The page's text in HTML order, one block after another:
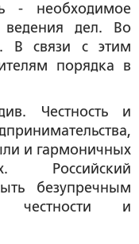
- необходимое
ведения дел. Во
В связи с этим
порядка в
Честность и
и гармоничных
безупречным
честности и